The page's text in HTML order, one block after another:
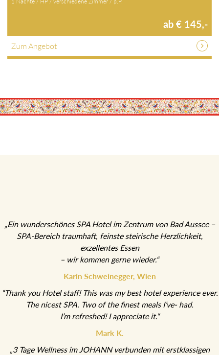
ab € 145,-
Zum Angebot
„Ein wunderschönes SPA Hotel im Zentrum von Bad Aussee –
SPA-Bereich traumhaft, feinste steirische Herzlichkeit, exzellentes
Essen
– wir kommen gerne wieder.“
Karin Schweinegger, Wien
“Thank you Hotel staff! This was my best hotel experience ever.
The nicest SPA. Two of the finest meals I’ve- had.
I’m refreshed! I appreciate it.“
Mark K.
„3 Tage Wellness im JOHANN verbunden mit erstklassigen Speisen